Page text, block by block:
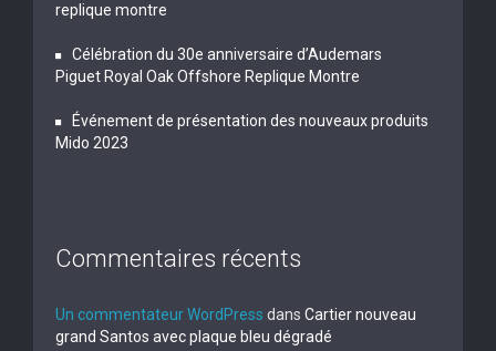
replique montre
Célébration du 30e anniversaire d’Audemars
Piguet Royal Oak Offshore Replique Montre
Événement de présentation des nouveaux produits
Mido 2023
Commentaires récents
Un commentateur WordPress dans Cartier nouveau
grand Santos avec plaque bleu dégradé